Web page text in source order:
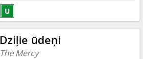
Dziļie ūdeņi
The Mercy